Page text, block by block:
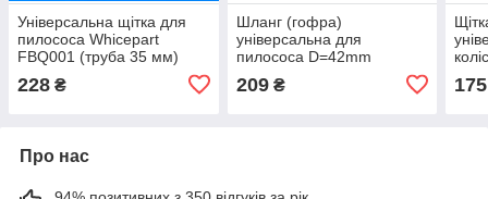
Універсальна щітка для
пилососа Whicepart
FBQ001 (труба 35 мм)
228 ₴
Шланг (гофра)
універсальна для
пилососа D=42mm
209₴ 175
Про нас